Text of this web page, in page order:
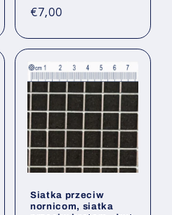
Cena
€7,00
Siatka przeciw
nornicom, siatka